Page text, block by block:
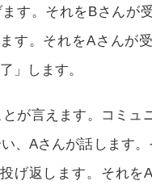
す。それをBさんが
す。それをAさんが
」します。
が言えます。コミュ
、Aさんが話します
げ返します。それを